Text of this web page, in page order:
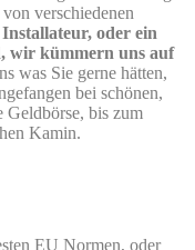
verschiedenen
oder ein
wir kümmern uns auf
was Sie gerne hätten,
bei schönen,
bis zum
Kamin.
EU Normen, oder